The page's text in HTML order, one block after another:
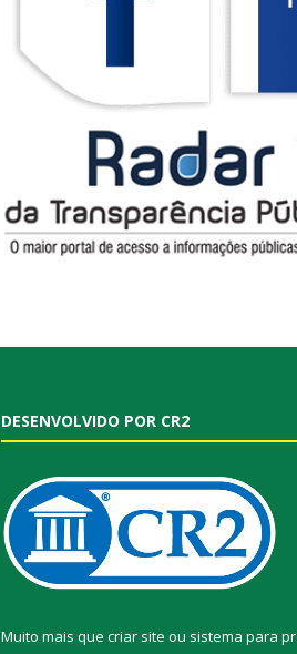
DESENVOLVIDO POR CR2
Muito mais que criar site ou sistema para